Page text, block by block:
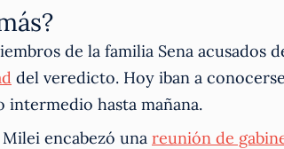
de la familia Sena
del veredicto. Hoy iban a
intermedio hasta mañana.
Milei encabezó una reunión de